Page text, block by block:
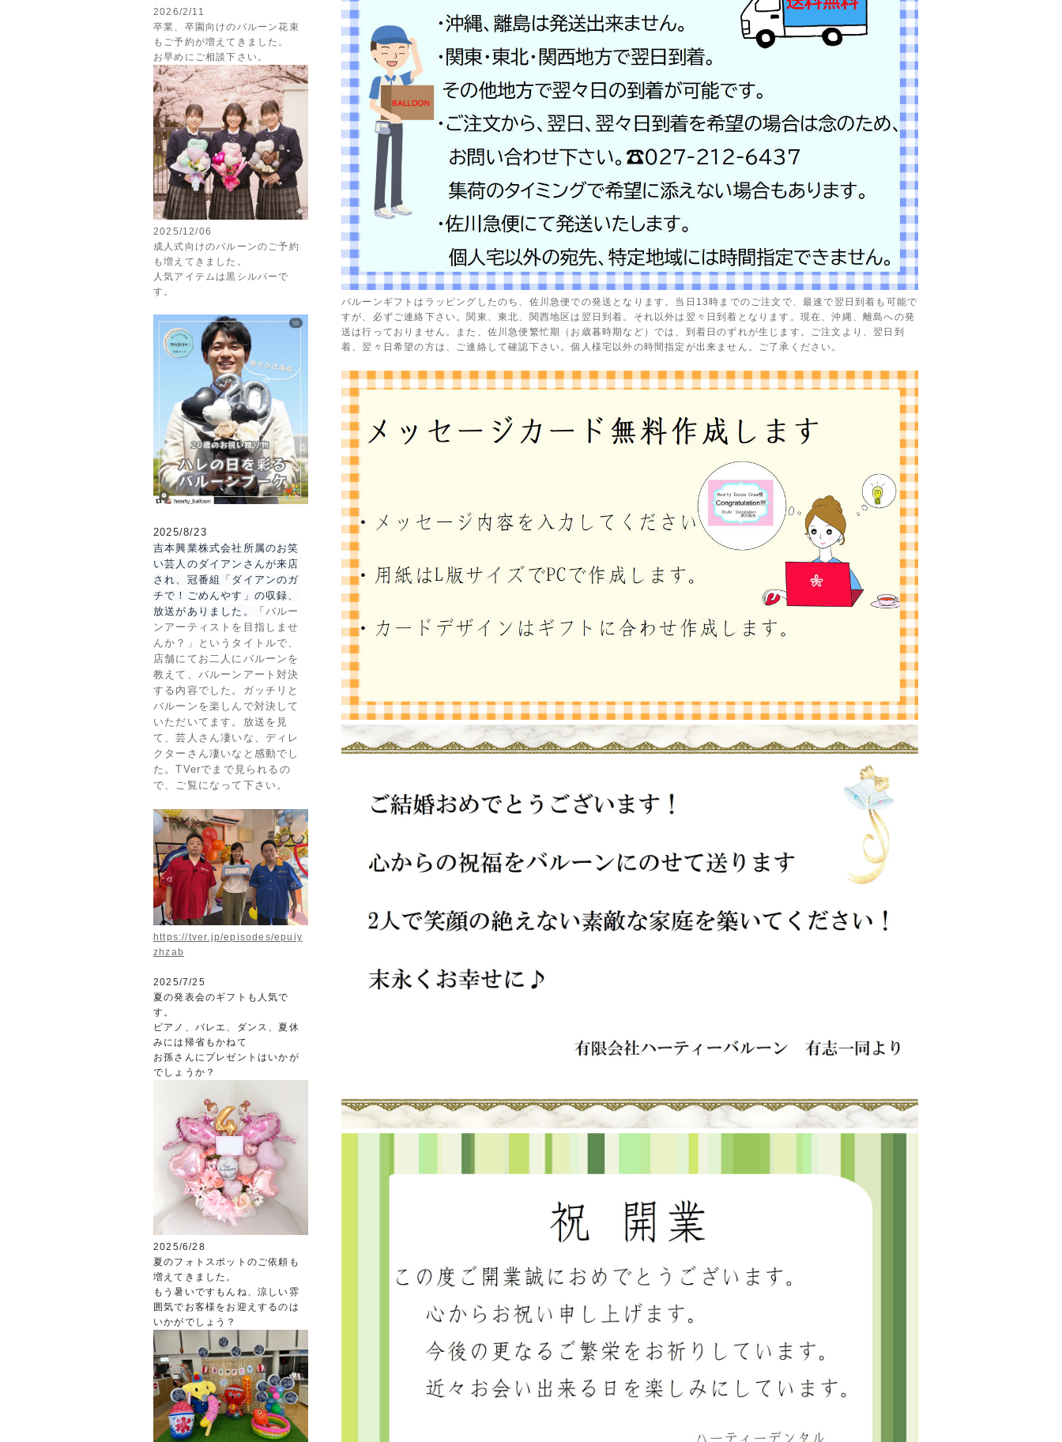
バルーンギフトはラッピングしたのち、佐川急便での発送となります。当日13時までのご注文で、最速で翌日到着も可能で
すが、必ずご連絡下さい。関東、東北、関西地区は翌日到着。それ以外は翌々日到着となります。現在、沖縄、離島への発
送は行っておりません。また、佐川急便繁忙期（お歳暮時期など）では、到着日のずれが生じます。ご注文より、翌日到
着、翌々日希望の方は、ご連絡して確認下さい。個人様宅以外の時間指定が出来ません。ご了承ください。
2026/2/11
卒業、卒園向けのバルーン花束
もご予約が増えてきました。
お早めにご相談下さい。
2025/12/06
成人式向けのバルーンのご予約
も増えてきました。
人気アイテムは黒シルバーで
す。
2025/8/23
吉本興業株式会社所属のお笑
い芸人のダイアンさんが来店
され、冠番組「ダイアンのガ
チで！ごめんやす」の収録、
放送がありました。
「 バルー
ンアーティストを目指しませ
んか？」というタイトルで、
店舗にてお二人にバルーンを
教えて、バルーンアート対決
する内容でした。ガッチリと
バルーンを楽しんで対決して
いただいてます。放送を見
て、芸人さん凄いな、ディレ
クターさん凄いなと感動でし
た。TVerでまで見られるの
で、ご覧になって下さい。
https://tver.jp/episodes/epuiy
zhzab
2025/7/25
夏の発表会のギフトも 人気で
す。
ピアノ、バレエ、ダンス、夏休
みには帰省もかねて
お孫さんにプレゼントはいかが
でしょうか？
2025/6/28
夏のフォトスポットのご依頼も
増えてきました。
もう暑いですもんね、涼しい雰
囲気でお客様をお迎えするのは
いかがでしょう？